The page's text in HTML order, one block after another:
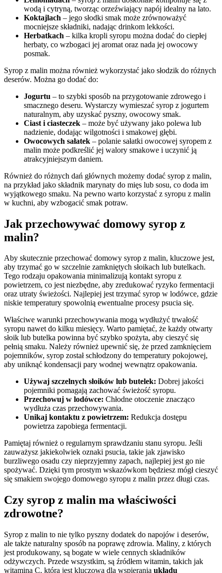
wodą i cytryną, tworząc orzeźwiający napój idealny na lato.
Koktajlach – jego słodki smak może zrównoważyć
mocniejsze składniki, nadając drinkom lekkości.
Herbatkach – kilka kropli syropu można dodać do ciepłej
herbaty, co wzbogaci jej aromat oraz nada jej owocowy
posmak.
Syrop z malin można również wykorzystać jako słodzik do różnych
deserów. Można go dodać do:
Jogurtu – to szybki sposób na przygotowanie zdrowego i
smacznego deseru. Wystarczy wymieszać syrop z jogurtem
naturalnym, aby uzyskać pyszny, owocowy smak.
Ciast i ciasteczek – może być używany jako polewa lub
nadzienie, dodając wilgotności i smakowej głębi.
Owocowych sałatek – polanie sałatki owocowej syropem z
malin może podkreślić jej walory smakowe i uczynić ją
atrakcyjniejszym daniem.
Również do różnych dań głównych możemy dodać syrop z malin,
na przykład jako składnik marynaty do mięs lub sosu, co doda im
wyjątkowego smaku. Na pewno warto korzystać z syropu z malin
w kuchni, aby wzbogacić smak potraw.
Jak przechowywać domowy syrop z
malin?
Aby skutecznie przechować domowy syrop z malin, kluczowe jest,
aby trzymać go w szczelnie zamkniętych słoikach lub butelkach.
Tego rodzaju opakowania minimalizują kontakt syropu z
powietrzem, co jest niezbędne, aby zredukować ryzyko fermentacji
oraz utraty świeżości. Najlepiej jest trzymać syrop w lodówce, gdzie
niskie temperatury spowolnią ewentualne procesy psucia się.
Właściwe warunki przechowywania mogą wydłużyć trwałość
syropu nawet do kilku miesięcy. Warto pamiętać, że każdy otwarty
słoik lub butelka powinna być szybko spożyta, aby cieszyć się
pełnią smaku. Należy również upewnić się, że przed zamknięciem
pojemników, syrop został schłodzony do temperatury pokojowej,
aby uniknąć kondensacji pary wodnej wewnątrz opakowania.
Używaj szczelnych słoików lub butelek: Dobrej jakości
pojemniki pomagają zachować świeżość syropu.
Przechowuj w lodówce: Chłodne otoczenie znacząco
wydłuża czas przechowywania.
Unikaj kontaktu z powietrzem: Redukcja dostępu
powietrza zapobiega fermentacji.
Pamiętaj również o regularnym sprawdzaniu stanu syropu. Jeśli
zauważysz jakiekolwiek oznaki psucia, takie jak zjawisko
burzliwego osadu czy nieprzyjemny zapach, najlepiej jest go nie
spożywać. Dzięki tym prostym wskazówkom będziesz mógł cieszyć
się smakiem swojego domowego syropu z malin przez długi czas.
Czy syrop z malin ma właściwości
zdrowotne?
Syrop z malin to nie tylko pyszny dodatek do napojów i deserów,
ale także naturalny sposób na poprawę zdrowia. Maliny, z których
jest produkowany, są bogate w wiele cennych składników
odżywczych. Przede wszystkim, są źródłem witamin, takich jak
witamina C, która jest kluczowa dla wspierania układu